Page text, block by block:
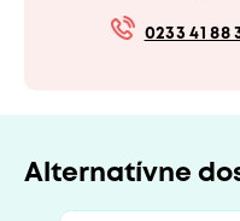
0233 41 88
Alternatívne